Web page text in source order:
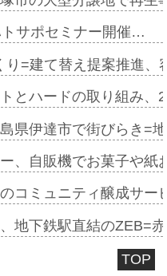
サポセミナー開催…
り=建て替え提案推進
とハードの取り組み
県伊達市で街びらき=
、自販機でお菓子や
のコミュニティ醸成サ
地下鉄駅直結のZEB=
TOP